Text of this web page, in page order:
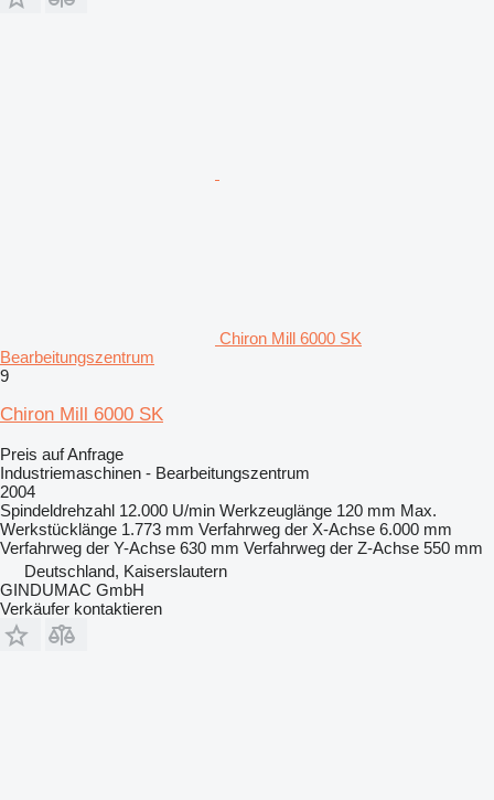
Chiron Mill 6000 SK
Bearbeitungszentrum
9
Chiron Mill 6000 SK
Preis auf Anfrage
Industriemaschinen - Bearbeitungszentrum
2004
Spindeldrehzahl 12.000 U/min Werkzeuglänge 120 mm Max.
Werkstücklänge 1.773 mm Verfahrweg der X-Achse 6.000 mm
Verfahrweg der Y-Achse 630 mm Verfahrweg der Z-Achse 550 mm
Deutschland, Kaiserslautern
GINDUMAC GmbH
Verkäufer kontaktieren